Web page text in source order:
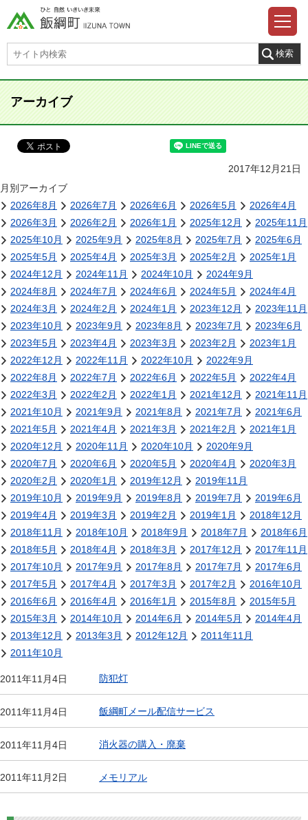
アーカイブ
2017年12月21日
月別アーカイブ
2026年8月
2026年7月 2026年6月 2026年5月
2026年4月
2026年3月
2026年2月 2026年1月 2025年12月
2025年11月
2025年10月
2025年9月 2025年8月 2025年7月
2025年6月
2025年5月
2025年4月 2025年3月 2025年2月
2025年1月
2024年12月
2024年11月 2024年10月
2024年9月
2024年8月
2024年7月 2024年6月 2024年5月
2024年4月
2024年3月
2024年2月 2024年1月 2023年12月
2023年11月
2023年10月
2023年9月 2023年8月 2023年7月
2023年6月
2023年5月
2023年4月 2023年3月 2023年2月
2023年1月
2022年12月
2022年11月 2022年10月
2022年9月
2022年8月
2022年7月 2022年6月 2022年5月
2022年4月
2022年3月
2022年2月 2022年1月 2021年12月
2021年11月
2021年10月
2021年9月 2021年8月 2021年7月
2021年6月
2021年5月
2021年4月 2021年3月 2021年2月
2021年1月
2020年12月
2020年11月 2020年10月
2020年9月
2020年7月
2020年6月 2020年5月 2020年4月
2020年3月
2020年2月
2020年1月 2019年12月
2019年11月
2019年10月
2019年9月 2019年8月 2019年7月
2019年6月
2019年4月
2019年3月 2019年2月 2019年1月
2018年12月
2018年11月
2018年10月 2018年9月 2018年7月
2018年6月
2018年5月
2018年4月 2018年3月 2017年12月
2017年11月
2017年10月
2017年9月 2017年8月 2017年7月
2017年6月
2017年5月
2017年4月 2017年3月 2017年2月
2016年10月
2016年6月
2016年4月 2016年1月 2015年8月
2015年5月
2015年3月
2014年10月 2014年6月 2014年5月
2014年4月
2013年12月
2013年3月 2012年12月
2011年11月
2011年10月
2011年11月4日 防犯灯
2011年11月4日 飯綱町メール配信サービス
2011年11月4日 消火器の購入・廃棄
2011年11月2日 メモリアル